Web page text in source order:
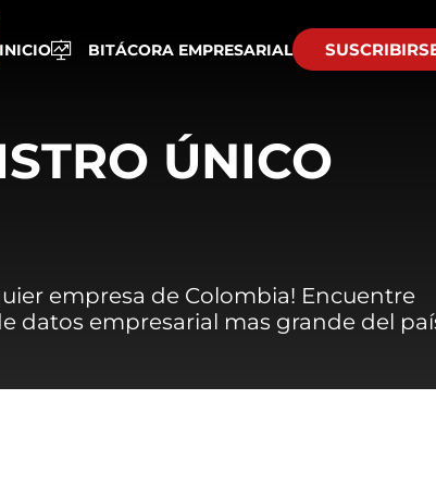
INICIO BITÁCORA EMPRESARIAL
ÚNICO
empresa de Colombia! Encuentre
datos empresarial mas grande del